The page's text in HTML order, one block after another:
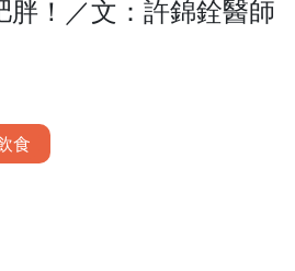
胖！／文：許錦銓醫師
食